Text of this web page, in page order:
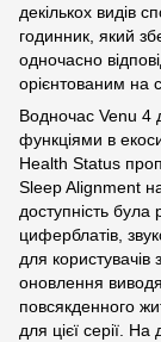
декількох видів
годинник, який
одночасно
орієнтованим на
Водночас Venu 4
функціями в
Health Status
Sleep Alignment
доступність
циферблатів,
для
оновлення
повсякденного
для цієї серії.